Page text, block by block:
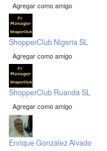
Agregar como amigo
ShopperClub Nigeria SL
Agregar como amigo
ShopperClub Ruanda SL
Agregar como amigo
Enrique Gonzalez Alvado